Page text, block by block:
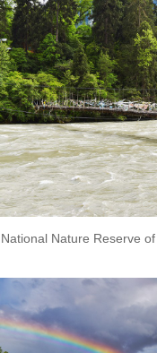
National Nature Reserve